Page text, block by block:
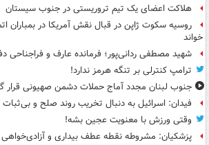
هلاکت اعضای یک تیم تروریستی در جنوب سیستان
روسیه سکوت ژاپن در قبال نقش آمریکا در بمباران
خواند
شهید مصطفی ردانی‌پور؛ فرمانده عارف و فراجناحی
ترامپ کنترلی بر تنگه هرمز ندارد!
جنوب لبنان مجدد آماج حملات دشمن صهیونی قرار
فیدان: اسرائیل به دنبال تخریب روند صلح و
وقتی ورزش با معنویت عجین بشه!
پزشکیان: مشروطه نقطه عطف بیداری و آزادی‌خواهی